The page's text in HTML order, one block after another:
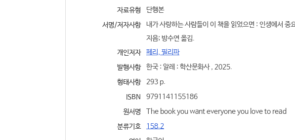
자료유형
단행본
서명/저자사항
내가 사랑하는 사람들이 이 책을 읽었으면 : 인생에서
지음; 방수연 옮김.
개인저자
페리, 필리파
발행사항
한국 : 알레 : 학산문화사 , 2025.
형태사항
293 p.
ISBN
9791141155186
원서명
The book you want everyone you love to read
분류기호
158.2